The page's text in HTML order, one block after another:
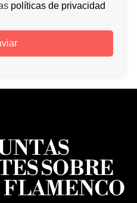
políticas de privacidad
SOBRE